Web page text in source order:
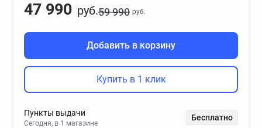
47 990 руб.59 990 руб.
Добавить в корзину
Купить в 1 клик
Пункты выдачи
Сегодня, в 1 магазине
Бесплатно